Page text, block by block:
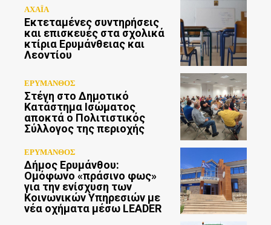
ΑΧΑΪΑ
Εκτεταμένες συντηρήσεις
και επισκευές στα σχολικά
κτίρια Ερυμάνθειας και
Λεοντίου
ΕΡΥΜΑΝΘΟΣ
Στέγη στο Δημοτικό
Κατάστημα Ισώματος
αποκτά ο Πολιτιστικός
Σύλλογος της περιοχής
ΕΡΥΜΑΝΘΟΣ
Δήμος Ερυμάνθου:
Ομόφωνο «πράσινο φως»
για την ενίσχυση των
Κοινωνικών Υπηρεσιών με
νέα οχήματα μέσω LEADER